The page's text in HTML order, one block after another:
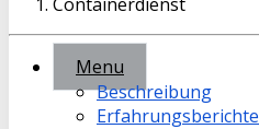
Menu
Beschreibung
Erfahrungsberichte